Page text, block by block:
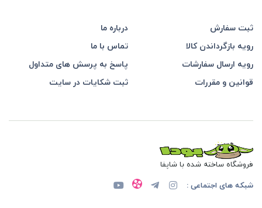
ثبت سفارش
درباره ما
رویه بازگرداندن کالا
تماس با ما
رویه ارسال سفارشات
پاسخ به پرسش های متداول
قوانین و مقررات
ثبت شکایات در سایت
فروشگاه ساخته شده با شاپفا
شبکه های اجتماعی :